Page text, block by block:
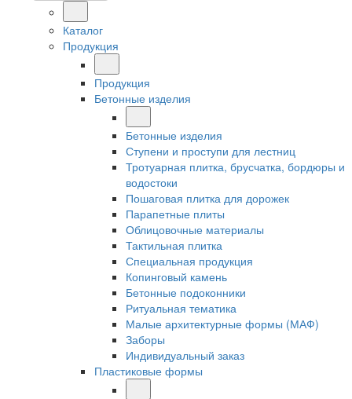
Каталог
Продукция
Продукция
Бетонные изделия
Бетонные изделия
Ступени и проступи для лестниц
Тротуарная плитка, брусчатка, бордюры и
водостоки
Пошаговая плитка для дорожек
Парапетные плиты
Облицовочные материалы
Тактильная плитка
Специальная продукция
Копинговый камень
Бетонные подоконники
Ритуальная тематика
Малые архитектурные формы (МАФ)
Заборы
Индивидуальный заказ
Пластиковые формы